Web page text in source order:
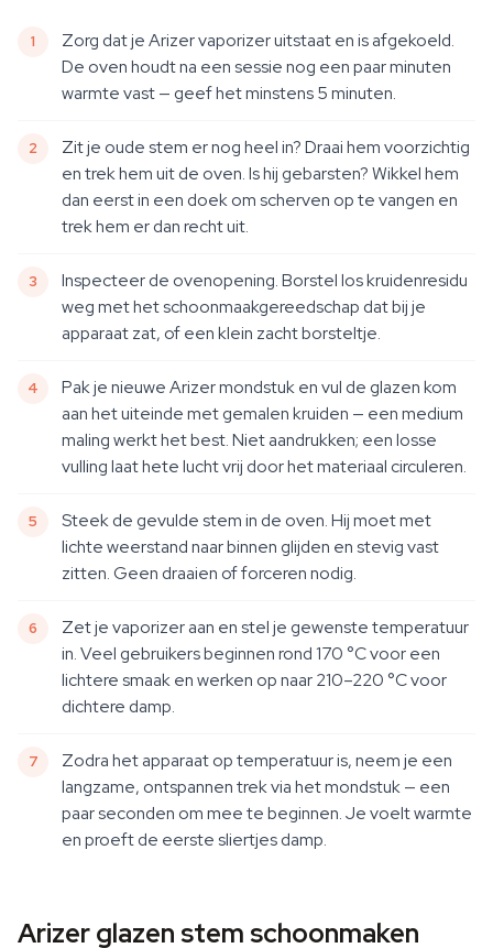
Zorg dat je Arizer vaporizer uitstaat en is afgekoeld.
De oven houdt na een sessie nog een paar minuten
warmte vast — geef het minstens 5 minuten.
Zit je oude stem er nog heel in? Draai hem voorzichtig
en trek hem uit de oven. Is hij gebarsten? Wikkel hem
dan eerst in een doek om scherven op te vangen en
trek hem er dan recht uit.
Inspecteer de ovenopening. Borstel los kruidenresidu
weg met het schoonmaakgereedschap dat bij je
apparaat zat, of een klein zacht borsteltje.
Pak je nieuwe Arizer mondstuk en vul de glazen kom
aan het uiteinde met gemalen kruiden — een medium
maling werkt het best. Niet aandrukken; een losse
vulling laat hete lucht vrij door het materiaal circuleren.
Steek de gevulde stem in de oven. Hij moet met
lichte weerstand naar binnen glijden en stevig vast
zitten. Geen draaien of forceren nodig.
Zet je vaporizer aan en stel je gewenste temperatuur
in. Veel gebruikers beginnen rond 170 °C voor een
lichtere smaak en werken op naar 210–220 °C voor
dichtere damp.
Zodra het apparaat op temperatuur is, neem je een
langzame, ontspannen trek via het mondstuk — een
paar seconden om mee te beginnen. Je voelt warmte
en proeft de eerste sliertjes damp.
Arizer glazen stem schoonmaken